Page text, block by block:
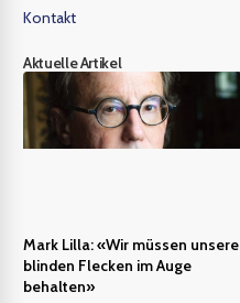
Kontakt
Aktuelle Artikel
Mark Lilla: «Wir müssen unsere
blinden Flecken im Auge
behalten»